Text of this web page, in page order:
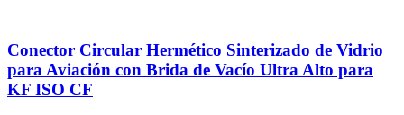
Conector Circular Hermético Sinterizado de Vidrio
para Aviación con Brida de Vacío Ultra Alto para
KF ISO CF